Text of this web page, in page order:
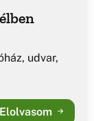
udvar,
Elolvasom